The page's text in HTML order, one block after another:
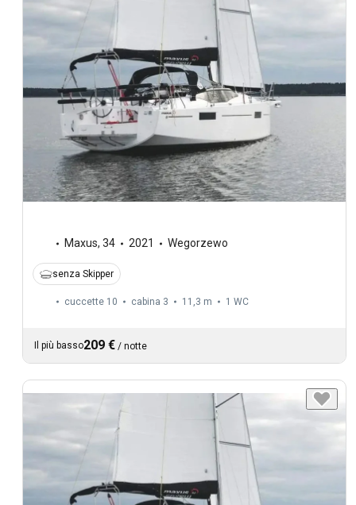
Maxus, 34 2021 Wegorzewo
senza Skipper
cuccette 10 cabina 3 11,3 m 1 WC
Il più basso209 € / notte